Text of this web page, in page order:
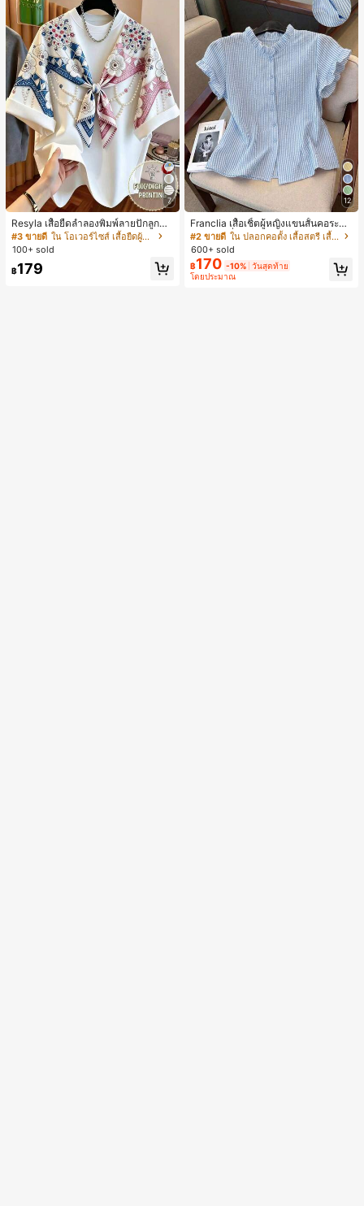
7
Resyla เสื้อยืดลำลองพิมพ์ลายปักลูกปัด
รูปโบว์ขนาดใหญ่สำหรับผู้หญิง
#3 ขายดี
ใน โอเวอร์ไซส์ เสื้อยืดผู้หญิง
100+ sold
฿179
12
Franclia เสื้อเชิ้ตผู้หญิงแขนสั้นคอระบา
ยกระดุมเดี่ยวลายทาง
#2 ขายดี
ใน ปลอกคอตั้ง เสื้อสตรี เสื้อเบลาส์ & Tee
600+ sold
฿170 -10% วันสุดท้าย
โดยประมาณ